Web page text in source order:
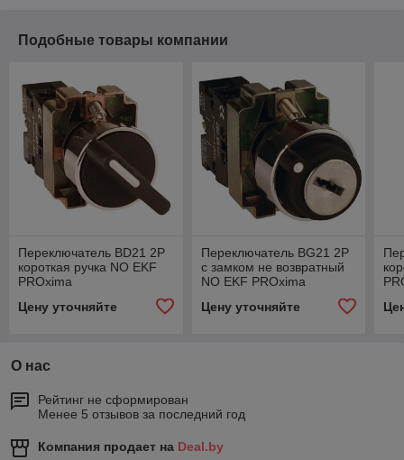
Подобные товары компании
Переключатель BD21 2P
короткая ручка NO EKF
PROxima
Цену уточняйте
Переключатель BG21 2P
с замком не возвратный
NO EKF PROxima
Цену уточняйте
О нас
Рейтинг не сформирован
Менее 5 отзывов за последний год
Компания продает на Deal.by